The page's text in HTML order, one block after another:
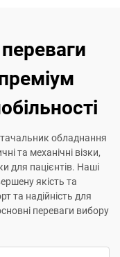
обладнання
та механічні візки,
для пацієнтів. Наші
якість та
та надійність для
переваги вибору